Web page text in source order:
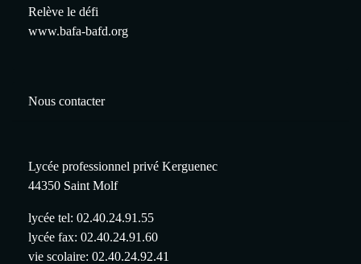
Relève le défi
www.bafa-bafd.org
Nous contacter
Lycée professionnel privé Kerguenec
44350 Saint Molf
lycée tel: 02.40.24.91.55
lycée fax: 02.40.24.91.60
vie scolaire: 02.40.24.92.41